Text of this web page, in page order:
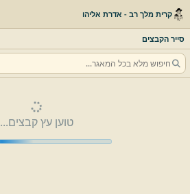
קרית מלך רב - אדרת אליהו
סייר הקבצים
טוען עץ קבצים...